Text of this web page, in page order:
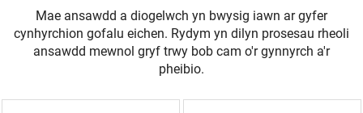
Mae ansawdd a diogelwch yn bwysig iawn ar gyfer
cynhyrchion gofalu eichen. Rydym yn dilyn prosesau rheoli
ansawdd mewnol gryf trwy bob cam o'r gynnyrch a'r
pheibio.